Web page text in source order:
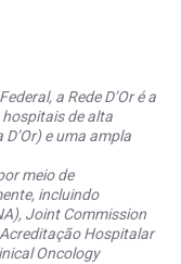
a Rede D’Or é a
hospitais de alta
e uma ampla
meio de
incluindo
Joint Commission
Hospitalar
Oncology